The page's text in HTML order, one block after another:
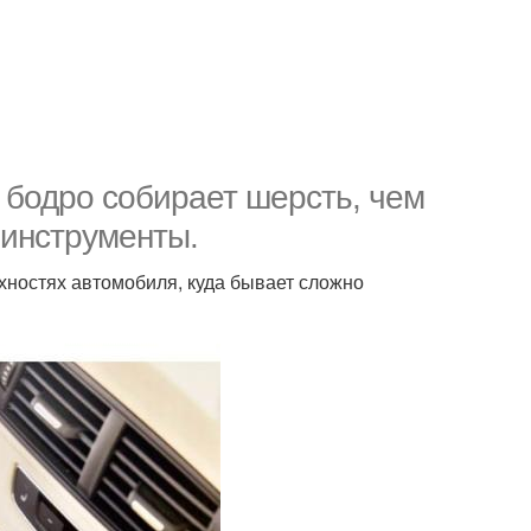
собирает шерсть, чем
автомобиля, куда бывает сложно